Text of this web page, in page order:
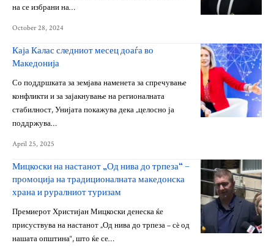
на се избрани на…
October 28, 2024
Каја Калас следниот месец доаѓа во
Македонија
Со поддршката за земјава наменета за спречување
конфликти и за зајакнување на регионалната
стабилност, Унијата покажува дека „целосно ја
поддржува…
April 25, 2025
Мицкоски на настанот „Од нива до трпеза“ –
промоција на традиционалната македонска
храна и руралниот туризам
Премиерот Христијан Мицкоски денеска ќе
присуствува на настанот „Од нива до трпеза – сè од
нашата општина“, што ќе се…